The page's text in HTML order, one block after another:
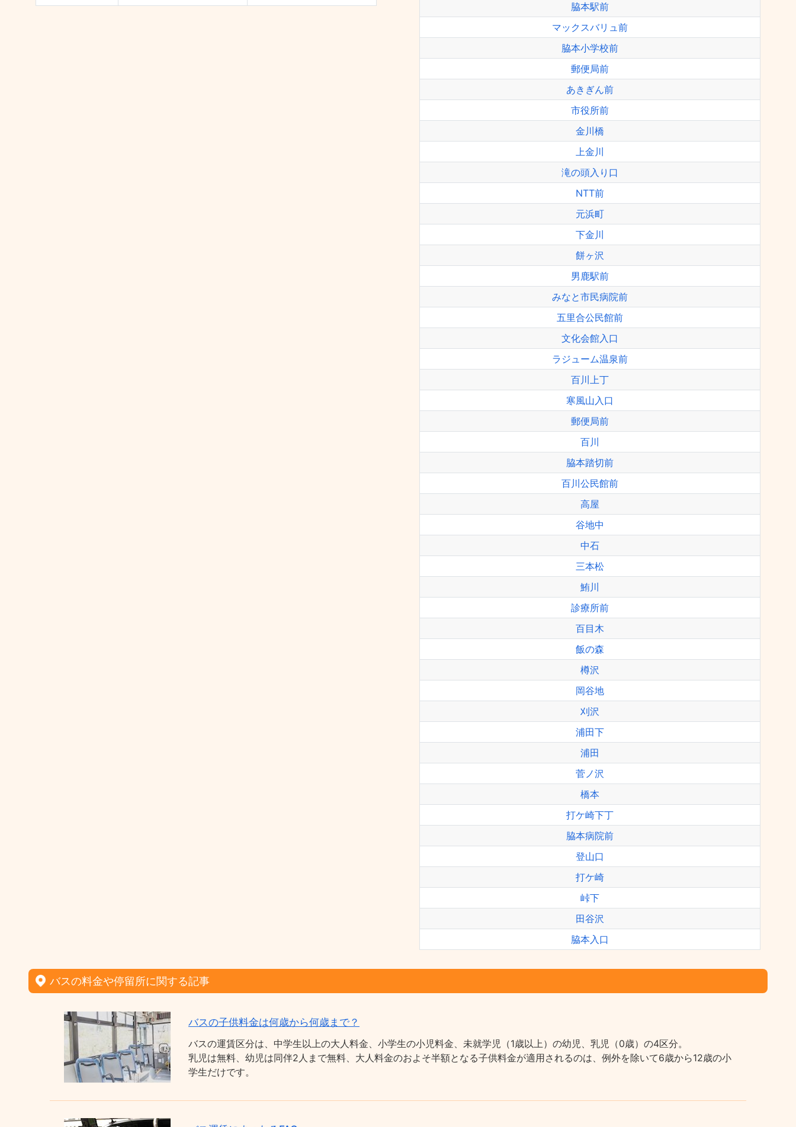
脇本駅前
マックスバリュ前
脇本小学校前
郵便局前
あきぎん前
市役所前
金川橋
上金川
滝の頭入り口
NTT前
元浜町
下金川
餅ヶ沢
男鹿駅前
みなと市民病院前
五里合公民館前
文化会館入口
ラジューム温泉前
百川上丁
寒風山入口
郵便局前
百川
脇本踏切前
百川公民館前
高屋
谷地中
中石
三本松
鮪川
診療所前
百目木
飯の森
樽沢
岡谷地
刈沢
浦田下
浦田
菅ノ沢
橋本
打ケ崎下丁
脇本病院前
登山口
打ケ崎
峠下
田谷沢
脇本入口
バスの料金や停留所に関する記事
バスの子供料金は何歳から何歳まで？
バスの運賃区分は、中学生以上の大人料金、小学生の小児料金、未就学児（1歳以上）の幼児、乳児（0歳）の4区分。
乳児は無料、幼児は同伴2人まで無料、大人料金のおよそ半額となる子供料金が適用されるのは、例外を除いて6歳から12歳の小
学生だけです。